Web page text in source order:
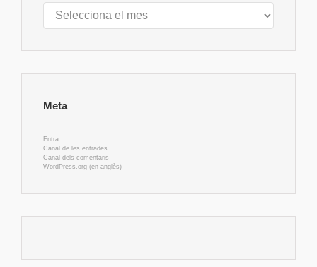
Arxius
Meta
Entra
Canal de les entrades
Canal dels comentaris
WordPress.org (en anglès)